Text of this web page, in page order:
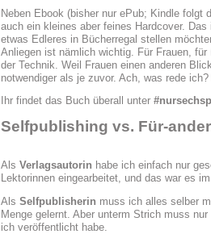
Neben Ebook (bisher nur ePub; Kindle folgt
auch ein kleines aber feines Hardcover.
etwas Edleres in Bücherregal stellen
Anliegen ist nämlich wichtig. Für Frauen,
der Technik. Weil Frauen einen anderen
notwendiger als je zuvor. Ach, was rede
Ihr findet das Buch überall unter
Selfpublishing vs. Für-
Als Verlagsautorin habe ich einfach nur
Lektorinnen eingearbeitet, und das war es
Als Selfpublisherin muss ich alles selber
Menge gelernt. Aber unterm Strich muss
ich veröffentlicht habe.